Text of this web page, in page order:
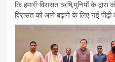
कि हमारी विरासत ऋषि,मुनियों के
विरासत को आगे बढ़ाने के लिए नई पीढ़ी